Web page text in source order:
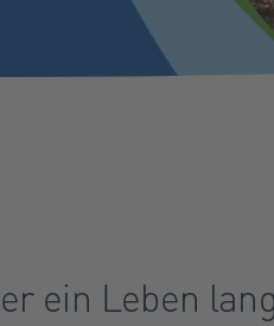
ein Leben